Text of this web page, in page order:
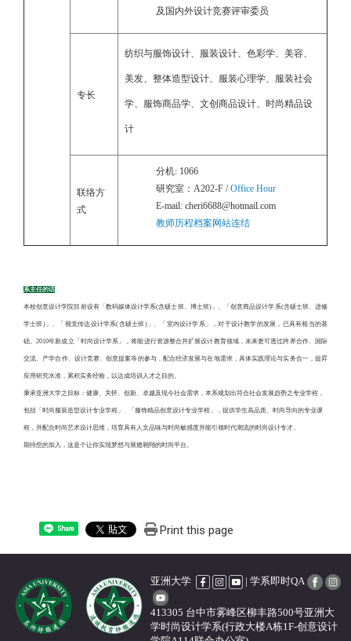
及国内外设计竞赛评审委员
专长
纺织与服饰设计、服装设计、色彩学、美容、
美发、整体造型设计、服装心理学、服装社会
学、服饰商品学、文创商品设计、时尚精品设
计
联络方
式
分机: 1066
研究室：A202-F /Office Hour
E-mail: cheri6688@hotmail.com
教师历程档案网站连结
系主任的话
本校创意设计学院目前设有「数码媒体设计学系(含硕士班、博士班)」、「创意商品设计学系(含硕士班、进修
学士班)」、「视觉传达设计学系(含硕士班)」、「室内设计学系」，对于设计教学的发展，已具有相当的基
础。2010年新成立「时尚设计学系」，将能进行资源整合并扩展设计教育领域，未来更可透过跨界合作、国际
交流、产学合作、设计竞赛、创意提案等的参与，配合经济发展与在地需求，具体实践理论与实务合一，提昇
应用研究水准，累积实务经验，以达成培训人才之目的。
秉承亚洲大学之目标：健康、关怀、创新、卓越及现今社会需求，本系规划出符合社会发展趋势之专业学程，
包括「时尚服装造型设计专业学程」 「服饰精品创意设计专业学程」，提供学生高品质、时尚导向的专业课
程，并配合时尚艺术设计思维，培育具有人文品味与时尚敏感度并能引领时代潮流的时尚设计专才。
期待您的加入，这是个让你实现梦想与展翅翱翔的时尚平台。
Share Print this page
亚洲大学 | 学系即时QA
413305 台中市雾峰区柳丰路500号亚洲大
学时尚设计学系(行政大楼A栋1F-创意设计